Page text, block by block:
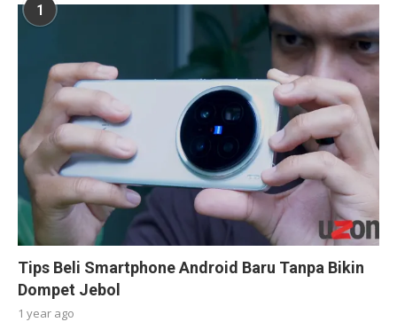
1
Tips Beli Smartphone Android Baru Tanpa Bikin
Dompet Jebol
1 year ago